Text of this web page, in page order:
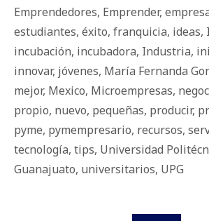
Emprendedores, Emprender,
estudiantes, éxito, franquicia, ideas,
incubación, incubadora, Industria,
innovar, jóvenes, María Fernanda
mejor, Mexico, Microempresas,
propio, nuevo, pequeñas, producir,
pyme, pymempresario, recursos,
tecnología, tips, Universidad
Guanajuato, universitarios, UPG